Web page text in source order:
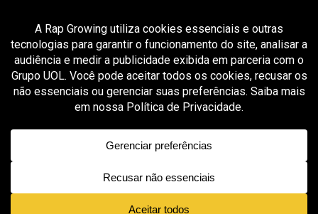
All posts tagged "stf"
POLÍTICA 12 meses ago
Bolsonaro é colocado em prisão domiciliar pelo
STF